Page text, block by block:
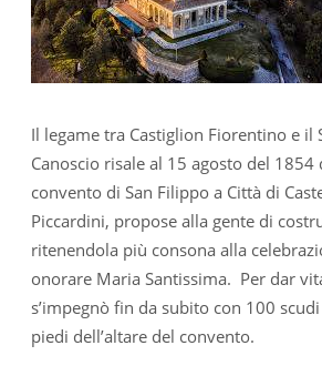
Il legame tra Castiglion Fiorentino e il
Canoscio risale al 15 agosto del
convento di San Filippo a Città di
Piccardini, propose alla gente di
ritenendola più consona alla
onorare Maria Santissima. Per dar
s’impegnò fin da subito con 100
piedi dell’altare del convento.